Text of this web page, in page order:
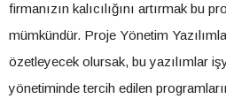
firmanızın kalıcılığını artırmak bu
mümkündür. Proje Yönetim
özetleyecek olursak, bu yazılımlar
yönetiminde tercih edilen